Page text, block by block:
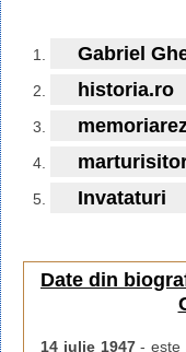
Gabriel
historia.ro
Invataturi
Date din
14 iulie 1947- este